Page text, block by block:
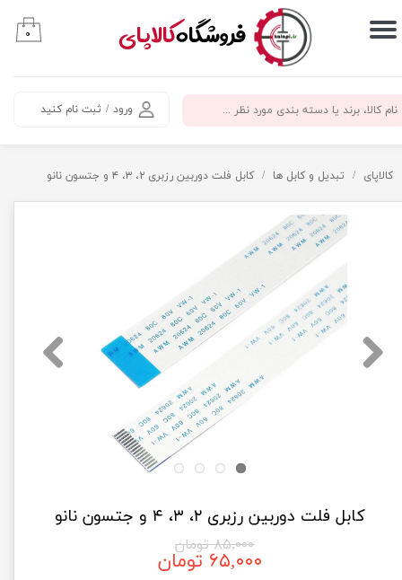
​فروشگاهکالاپای
ورود / ثبت نام کنید
حساب کاربری من
سفارشات
۰
کالاپای تبدیل و کابل ها کابل فلت دوربین رزبری ۲، ۳، ۴ و جتسون نانو
کابل فلت دوربین رزبری ۲، ۳، ۴ و جتسون نانو
۸۵,۰۰۰ تومان
۶۵,۰۰۰ تومان